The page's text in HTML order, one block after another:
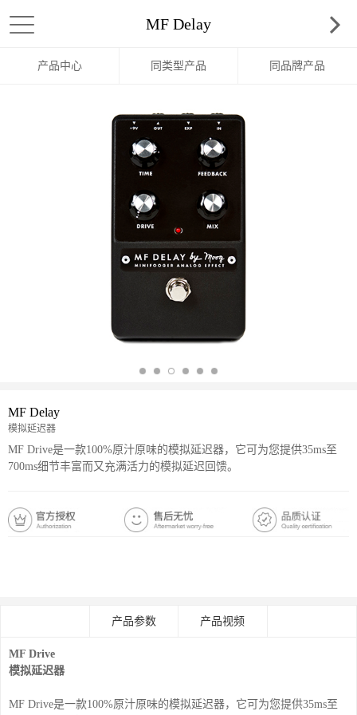
MF Delay
产品中心 同类型产品 同品牌产品
MF Delay
模拟延迟器
MF Drive是一款100%原汁原味的模拟延迟器，它可为您提供35ms至
700ms细节丰富而又充满活力的模拟延迟回馈。
产品参数 产品视频
MF Drive
模拟延迟器
MF Drive是一款100%原汁原味的模拟延迟器，它可为您提供35ms至